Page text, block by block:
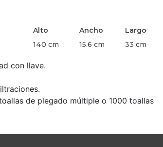
Alto Ancho
Largo
140 cm 15.6 cm 33 cm
con llave.
de plegado múltiple o 1000 toallas